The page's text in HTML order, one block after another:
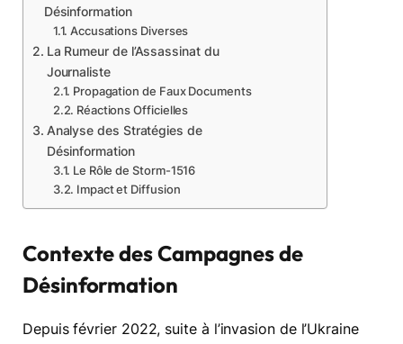
Désinformation
Accusations Diverses
La Rumeur de l’Assassinat du
Journaliste
Propagation de Faux Documents
Réactions Officielles
Analyse des Stratégies de
Désinformation
Le Rôle de Storm-1516
Impact et Diffusion
Contexte des Campagnes de
Désinformation
Depuis février 2022, suite à l’invasion de l’Ukraine